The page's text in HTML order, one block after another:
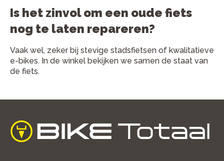
Is het zinvol om een oude fiets
nog te laten repareren?
Vaak wel, zeker bij stevige stadsfietsen of kwalitatieve
e-bikes. In de winkel bekijken we samen de staat van
de fiets.
home